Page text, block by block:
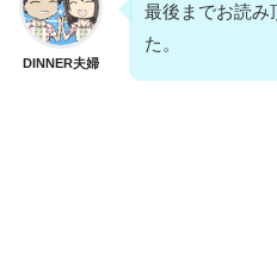
DINNER夫婦
最後までお読み
た。